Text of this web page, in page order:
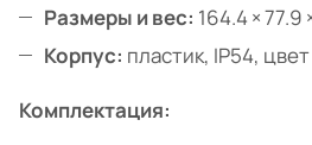
Размеры и вес: 164.4 × 77.9
Корпус: пластик, IP54,
Комплектация: